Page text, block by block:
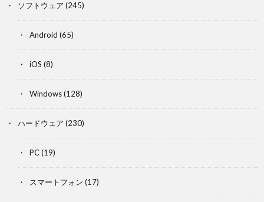
ソフトウェア (245)
Android (65)
iOS (8)
Windows(128)
ハードウェア (230)
PC(19)
スマートフォン (17)